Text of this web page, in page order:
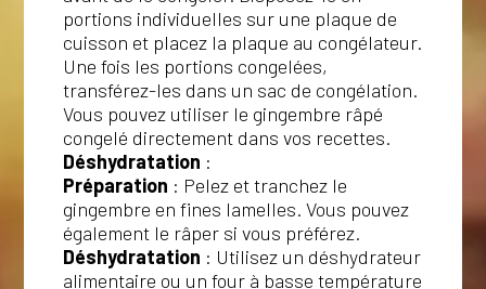
portions individuelles sur une plaque de
cuisson et placez la plaque au congélateur.
Une fois les portions congelées,
transférez-les dans un sac de congélation.
Vous pouvez utiliser le gingembre râpé
congelé directement dans vos recettes.
Déshydratation :
Préparation : Pelez et tranchez le
gingembre en fines lamelles. Vous pouvez
également le râper si vous préférez.
Déshydratation : Utilisez un déshydrateur
alimentaire ou un four à basse température